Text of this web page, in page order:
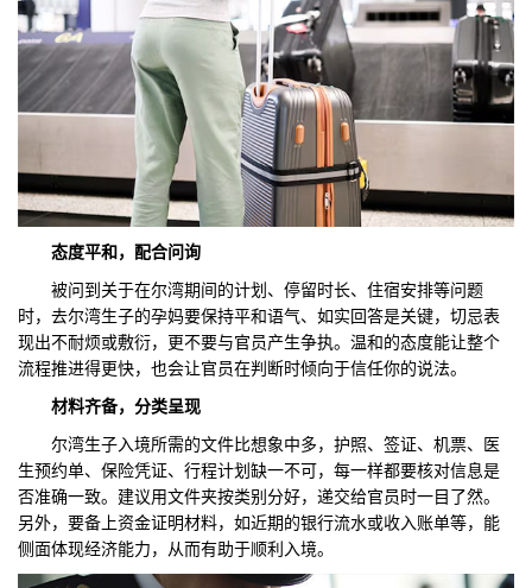
态度平和，配合问询
被问到关于在尔湾期间的计划、停留时长、住宿安排等问题
时，去尔湾生子的孕妈要保持平和语气、如实回答是关键，切忌表
现出不耐烦或敷衍，更不要与官员产生争执。温和的态度能让整个
流程推进得更快，也会让官员在判断时倾向于信任你的说法。
材料齐备，分类呈现
尔湾生子入境所需的文件比想象中多，护照、签证、机票、医
生预约单、保险凭证、行程计划缺一不可，每一样都要核对信息是
否准确一致。建议用文件夹按类别分好，递交给官员时一目了然。
另外，要备上资金证明材料，如近期的银行流水或收入账单等，能
侧面体现经济能力，从而有助于顺利入境。